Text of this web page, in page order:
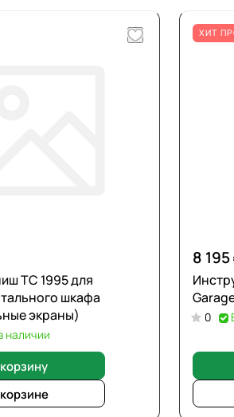
TC 1995 для
шкафа
экраны)
наличии
ХИТ
8 195
0